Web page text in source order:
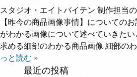
スタジオ・エイトバイテン 制作担当
【昨今の商品画像事情】についての
がわかる画像について述べていきた
求める細部のわかる商品画像 細部の
っと読む »
最近の投稿